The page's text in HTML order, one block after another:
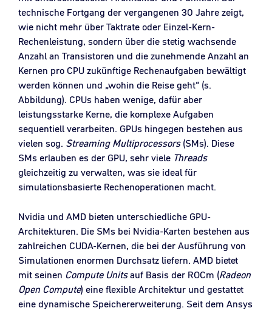
technische Fortgang der vergangenen 30 Jahre zeigt,
wie nicht mehr über Taktrate oder Einzel-Kern-
Rechenleistung, sondern über die stetig wachsende
Anzahl an Transistoren und die zunehmende Anzahl an
Kernen pro CPU zukünftige Rechenaufgaben bewältigt
werden können und „wohin die Reise geht“ (s.
Abbildung). CPUs haben wenige, dafür aber
leistungsstarke Kerne, die komplexe Aufgaben
sequentiell verarbeiten. GPUs hingegen bestehen aus
vielen sog. Streaming Multiprocessors(SMs). Diese
SMs erlauben es der GPU, sehr viele Threads
gleichzeitig zu verwalten, was sie ideal für
simulationsbasierte Rechenoperationen macht.
Nvidia und AMD bieten unterschiedliche GPU-
Architekturen. Die SMs bei Nvidia-Karten bestehen aus
zahlreichen CUDA-Kernen, die bei der Ausführung von
Simulationen enormen Durchsatz liefern. AMD bietet
mit seinen Compute Unitsauf Basis der ROCm (Radeon
Open Compute) eine flexible Architektur und gestattet
eine dynamische Speichererweiterung. Seit dem Ansys